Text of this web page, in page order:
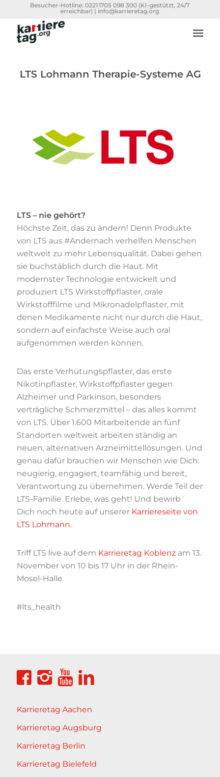
Besucher-Hotline:0221 1705 098 300 (KI-gestützt, 24/7
erreichbar) | info@karrieretag.org
LTS Lohmann Therapie-Systeme AG
LTS – nie gehört?
Höchste Zeit, das zu ändern! Denn Produkte
von LTS aus #Andernach verhelfen Menschen
weltweit zu mehr Lebensqualität. Dabei gehen
sie buchstäblich durch die Haut. Mit
modernster Technologie entwickelt und
produziert LTS Wirkstoffpflaster, orale
Wirkstofffilme und Mikronadelpflaster, mit
denen Medikamente nicht nur durch die Haut,
sondern auf einfachste Weise auch oral
aufgenommen werden können.
Das erste Verhütungspflaster, das erste
Nikotinpflaster, Wirkstoffpflaster gegen
Alzheimer und Parkinson, besonders
verträgliche Schmerzmittel – das alles kommt
von LTS. Über 1.600 Mitarbeitende an fünf
Standorten weltweit arbeiten ständig an
neuen, alternativen Arzneimittellösungen. Und
genau dafür brauchen wir Menschen wie Dich:
neugierig, engagiert, teamfähig und bereit,
Verantwortung zu übernehmen. Werde Teil der
LTS-Familie. Erlebe, was geht! Und bewirb´
Dich noch heute auf unserer Karriereseite von
LTS Lohmann.
Triff LTS live auf dem Karrieretag Koblenzam 13.
November von 10 bis 17 Uhr in der Rhein-
Mosel-Halle.
#lts_health
Karrieretag Aachen
Karrieretag Augsburg
Karrieretag Berlin
Karrieretag Bielefeld